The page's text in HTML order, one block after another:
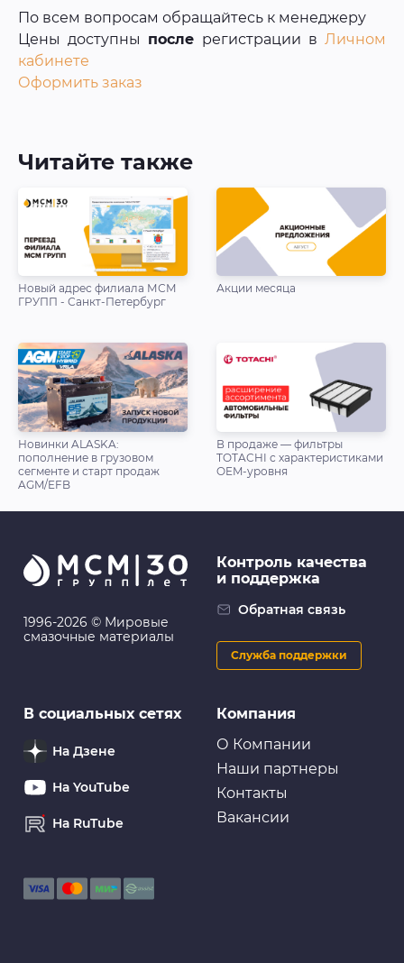
По всем вопросам обращайтесь к менеджеру
Цены доступны после регистрации в Личном
кабинете
Оформить заказ
Читайте также
Новый адрес филиала МСМ
ГРУПП - Санкт-Петербург
Акции месяца
Новинки ALASKA:
пополнение в грузовом
сегменте и старт продаж
AGM/EFB
В продаже — фильтры
TOTACHI с характеристиками
OEM-уровня
1996-2026 © Мировые
смазочные материалы
Компания
О Компании
Наши партнеры
Контакты
Вакансии
Контроль качества
и поддержка
Обратная связь
Служба поддержки
В социальных сетях
На Дзене
На YouTube
На RuTube